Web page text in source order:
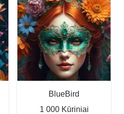
BlueBird
1 000 Kūriniai